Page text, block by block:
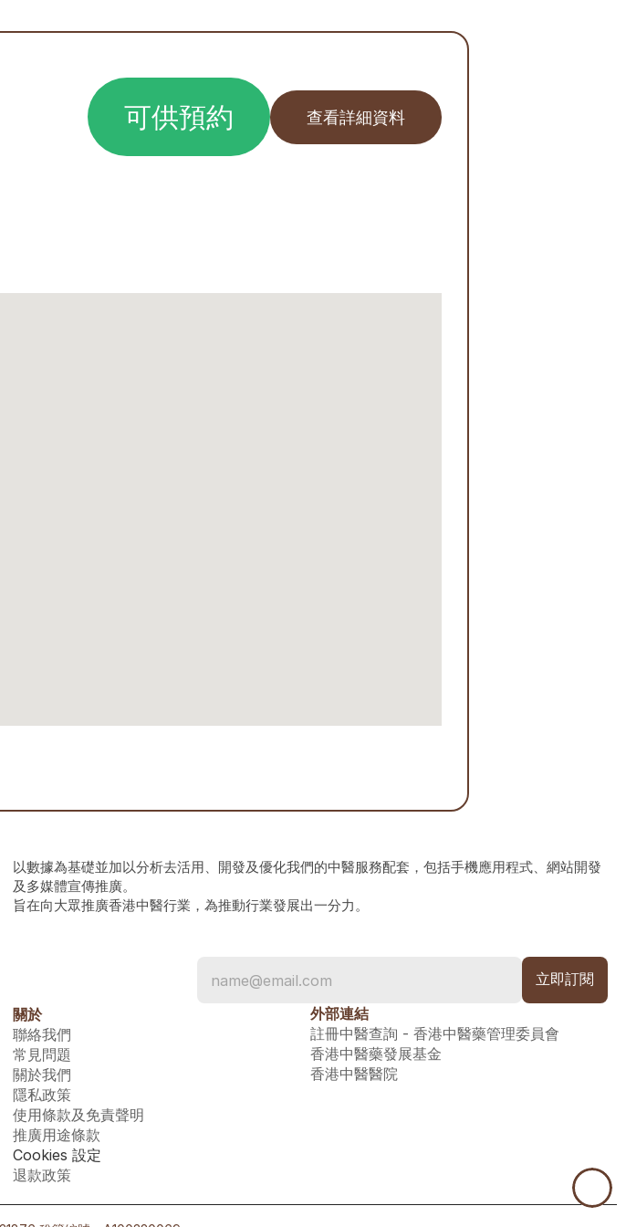
可供預約 查看詳細資料
以數據為基礎並加以分析去活用、開發及優化我們的中醫服務配套，包括手機應用程式、網站開發
及多媒體宣傳推廣。
旨在向大眾推廣香港中醫行業，為推動行業發展出一分力。
關於
聯絡我們
常見問題
關於我們
隱私政策
使用條款及免責聲明
推廣用途條款
Cookies 設定
退款政策
外部連結
註冊中醫查詢 - 香港中醫藥管理委員會
香港中醫藥發展基金
香港中醫醫院